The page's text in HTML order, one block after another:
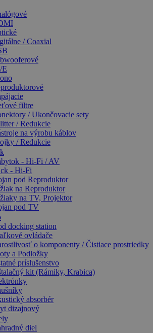
/ Coaxial
E
filtre
/ Ukončovacie sety
/ Redukcie
na výrobu káblov
/ Redukcie
- Hi-Fi / AV
- Hi-Fi
pod Reproduktor
na Reproduktor
na TV, Projektor
pod TV
docking station
ovládače
o komponenty / Čistiace prostriedky
a Podložky
príslušenstvo
kit (Rámiky, Krabica)
absorbér
dizajnový
diel